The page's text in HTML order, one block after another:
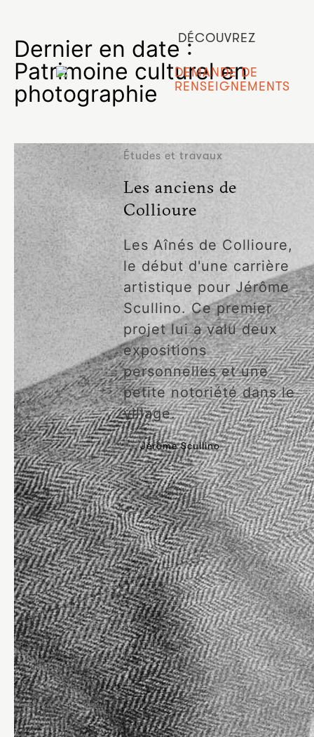
DÉCOUVREZ
DEMANDE DE
RENSEIGNEMENTS
Dernier en date :
Patrimoine culturel en
photographie
Études et travaux
Les anciens de
Collioure
Les Aînés de Collioure,
le début d'une carrière
artistique pour Jérôme
Scullino. Ce premier
projet lui a valu deux
expositions
personnelles et une
petite notoriété dans le
village.
ParJérôme Scullino